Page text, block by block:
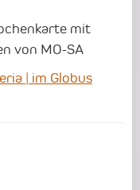
mit
von MO-SA
| im Globus